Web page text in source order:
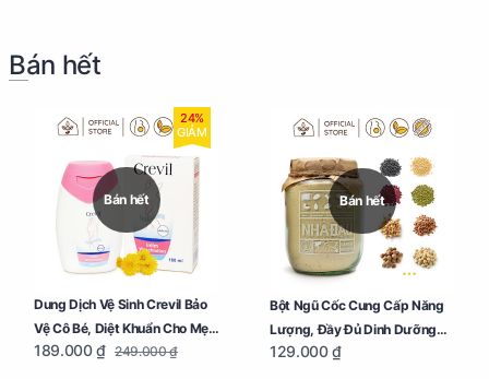
Bán hết
Bán hết
24%
GIẢM
Dung Dịch Vệ Sinh Crevil Bảo
Vệ Cô Bé, Diệt Khuẩn Cho Mẹ
Bầu Chai 100ml
189.000 ₫ 249.000 ₫
Bán hết
Bột Ngũ Cốc Cung Cấp Năng
Lượng, Đầy Đủ Dinh Dưỡng
Cho Mẹ Bầu Hũ 250g
129.000 ₫